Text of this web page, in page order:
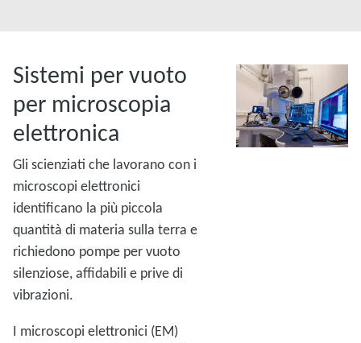
Sistemi per vuoto
per microscopia
elettronica
Gli scienziati che lavorano con i
microscopi elettronici
identificano la più piccola
quantità di materia sulla terra e
richiedono pompe per vuoto
silenziose, affidabili e prive di
vibrazioni.
I microscopi elettronici (EM)